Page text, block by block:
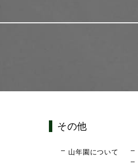
その他
山年園について